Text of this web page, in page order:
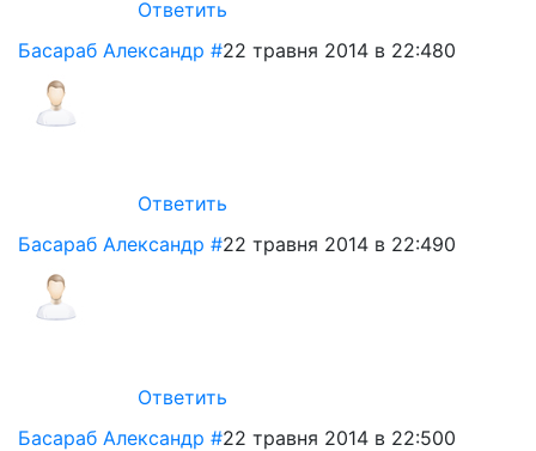
Ответить
Басараб Александр #22 травня 2014 в 22:480
Ответить
Басараб Александр #22 травня 2014 в 22:490
Ответить
Басараб Александр #22 травня 2014 в 22:500